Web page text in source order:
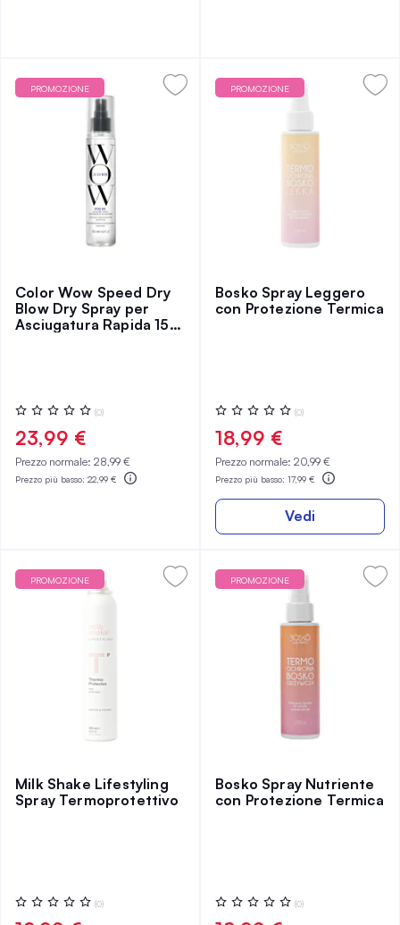
PROMOZIONE
Color Wow Speed Dry
Blow Dry Spray per
Asciugatura Rapida 150
Valutazione:
0%
(0)
23,99 €
Prezzo normale: 28,99 €
Prezzo più basso: 22,99 €
PROMOZIONE
Bosko Spray Leggero
con Protezione Termica
Valutazione:
0%
(0)
18,99 €
Prezzo normale: 20,99 €
Prezzo più basso: 17,99 €
Vedi
PROMOZIONE
Milk Shake Lifestyling
Spray Termoprotettivo
Valutazione:
0%
(0)
PROMOZIONE
Bosko Spray Nutriente
con Protezione Termica
Valutazione:
0%
(0)